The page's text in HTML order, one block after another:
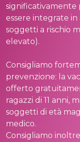
significativamente
essere integrate in
soggetti a rischio
elevato).
Consigliamo
prevenzione: la
offerto
ragazzi di 11 anni,
soggetti di età
medico.
Consigliamo